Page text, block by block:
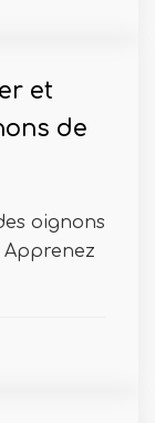
et
de
oignons